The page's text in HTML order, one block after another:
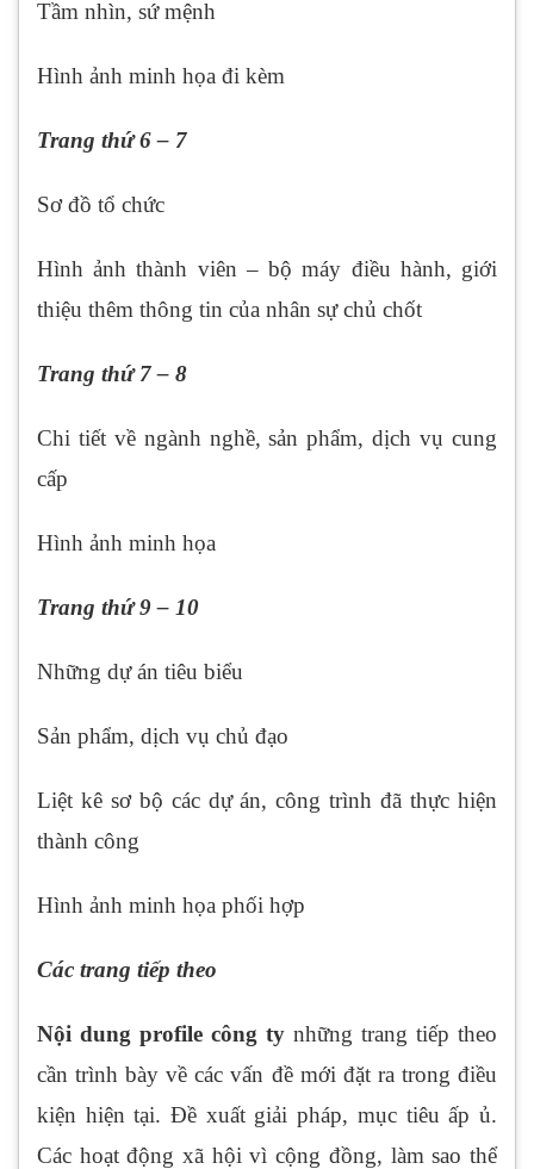
Tầm nhìn, sứ mệnh
Hình ảnh minh họa đi kèm
Trang thứ 6 – 7
Sơ đồ tổ chức
Hình ảnh thành viên – bộ máy điều hành, giới
thiệu thêm thông tin của nhân sự chủ chốt
Trang thứ 7 – 8
Chi tiết về ngành nghề, sản phẩm, dịch vụ cung
cấp
Hình ảnh minh họa
Trang thứ 9 – 10
Những dự án tiêu biểu
Sản phẩm, dịch vụ chủ đạo
Liệt kê sơ bộ các dự án, công trình đã thực hiện
thành công
Hình ảnh minh họa phối hợp
Các trang tiếp theo
Nội dung profile công ty những trang tiếp theo
cần trình bày về các vấn đề mới đặt ra trong điều
kiện hiện tại. Đề xuất giải pháp, mục tiêu ấp ủ.
Các hoạt động xã hội vì cộng đồng, làm sao thể